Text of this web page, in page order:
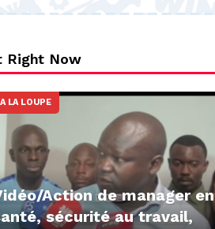
Right Now
A LA LOUPE
Action de manager en
sécurité au travail,